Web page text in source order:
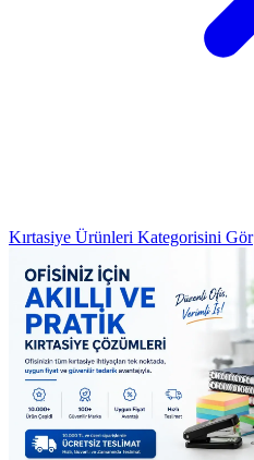
Kırtasiye Ürünleri Kategorisini Gör